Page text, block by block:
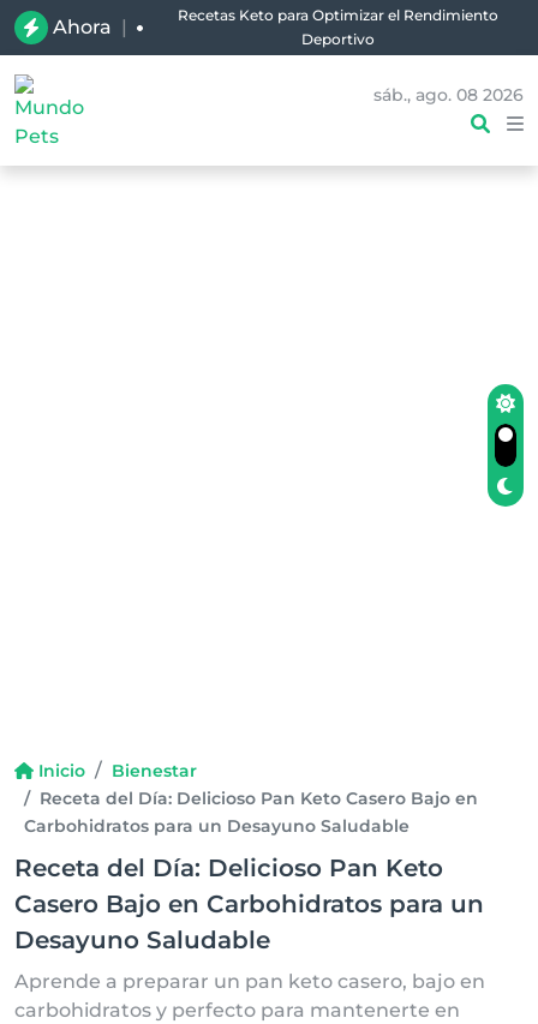
Ahora |
Planifica tus Comidas Keto para la Semana: Guía y
sáb., ago. 08 2026
Inicio
Bienestar
Receta del Día: Delicioso Pan Keto Casero Bajo en
Carbohidratos para un Desayuno Saludable
Receta del Día: Delicioso Pan Keto
Casero Bajo en Carbohidratos para un
Desayuno Saludable
Aprende a preparar un pan keto casero, bajo en
carbohidratos y perfecto para mantenerte en